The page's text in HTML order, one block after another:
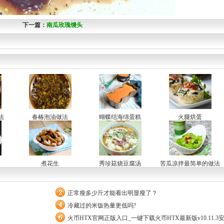
下一篇： 南瓜玫瑰馒头
春椿泡油做法 蝴蝶结海绵蛋糕 火腿烘蛋
煮花生 秀珍菇烧豆腐汤 苦瓜凉拌最简单的做法
正常瘦多少斤才能看出明显瘦了？
冷藏过的米饭热量更低吗?
火币HTX官网正版入口_一键下载火币HTX最新版v10.11.3安